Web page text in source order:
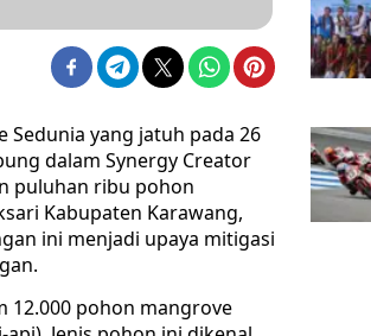
yang jatuh pada 26
dalam Synergy Creator
puluhan ribu pohon
Kabupaten Karawang,
ini menjadi upaya mitigasi
12.000 pohon mangrove